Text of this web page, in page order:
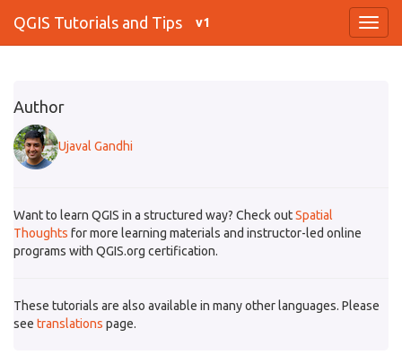
QGIS Tutorials and Tips v1
Author
Ujaval Gandhi
Want to learn QGIS in a structured way? Check outSpatial
Thoughts for more learning materials and instructor-led online
programs with QGIS.org certification.
These tutorials are also available in many other languages. Please
see translations page.